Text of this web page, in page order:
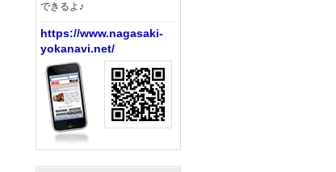
できるよ♪
https://www.nagasaki-
yokanavi.net/